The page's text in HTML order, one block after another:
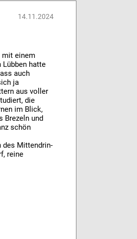
14.11.2024
mit einem
Lübben hatte
auch
ja
aus voller
die
im Blick,
Brezeln und
schön
des Mittendrin-
reine